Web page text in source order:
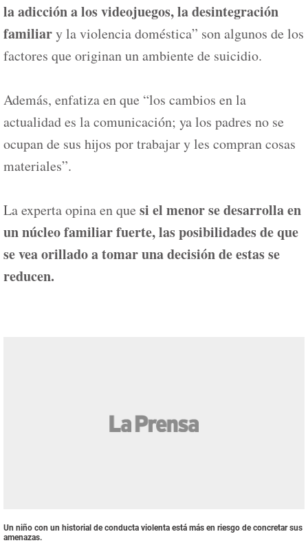
la adicción a los videojuegos, la desintegración
familiary la violencia doméstica” son algunos de los
factores que originan un ambiente de suicidio.
Además, enfatiza en que “los cambios en la
actualidad es la comunicación; ya los padres no se
ocupan de sus hijos por trabajar y les compran cosas
materiales”.
La experta opina en que si el menor se desarrolla en
un núcleo familiar fuerte, las posibilidades de que
se vea orillado a tomar una decisión de estas se
reducen.
Un niño con un historial de conducta violenta está más en riesgo de concretar sus
amenazas.